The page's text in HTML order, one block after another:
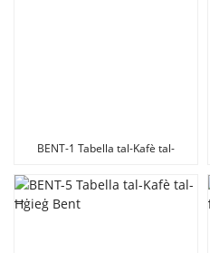
BENT-1 Tabella tal-Kafè tal-